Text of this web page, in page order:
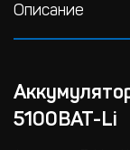
Описание
5100BAT-Li